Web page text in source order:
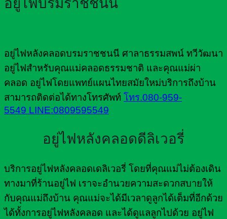
อยู่ไฟหลังคลอดบรมราชชนนี ศาลาธรรมสพน์ ทวีวัฒนา
อยู่ไฟสำหรับคุณแม่คลอดธรรมชาติ และคุณแม่ผ่า
คลอด อยู่ไฟโดยแพทย์แผนไทยสมัยใหม่บริการถึงบ้าน
สามารถติดต่อได้ทางโทรศัพท์ โทร.080-959-
5549 LINE:0809595549
อยู่ไฟหลังคลอดดีลิเวอรี่
บริการอยู่ไฟหลังคลอดเดลิเวอรี่ โดยที่คุณแม่ไม่ต้องเดิน
ทางมาที่ร้านอยู่ไฟ เราจะอำนวยความสะดวกสบายให้
กับคุณแม่ถึงบ้าน คุณแม่จะได้มีเวลาดูลูกได้เต็มที่อีกด้วย
ได้ทั้งการอยู่ไฟหลังคลอด และได้ดูแลลูกไปด้วย อยู่ไฟ